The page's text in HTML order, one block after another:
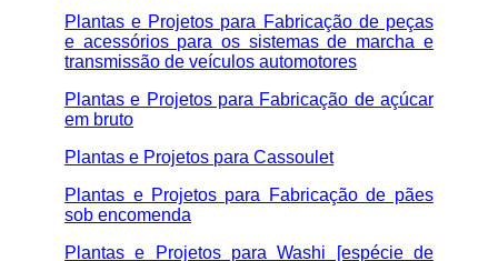
Plantas e Projetos para Fabricação de peças
e acessórios para os sistemas de marcha e
transmissão de veículos automotores
Plantas e Projetos para Fabricação de açúcar
em bruto
Plantas e Projetos para Cassoulet
Plantas e Projetos para Fabricação de pães
sob encomenda
Plantas e Projetos para Washi [espécie de